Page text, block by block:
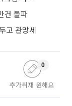
건 돌파
고 관망세
추가취재 원해요
0